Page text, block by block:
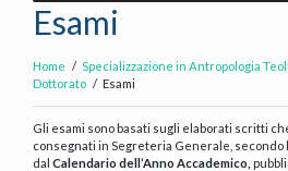
Esami
Home Specializzazione in Antropologia
Dottorato
Esami
Gli esami sono basati sugli elaborati scritti
consegnati in Segreteria Generale, secondo
dal Calendario dell’Anno Accademico,